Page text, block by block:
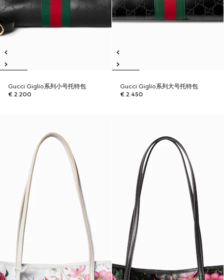
Gucci Giglio系列小号托特包
€ 2.200
Gucci Giglio系列大号托特包
€ 2.450